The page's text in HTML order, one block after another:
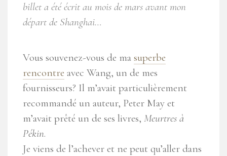
billet a été écrit au mois de mars avant mon
départ de Shanghai…
Vous souvenez-vous de ma superbe
rencontre avec Wang, un de mes
fournisseurs? Il m’avait particulièrement
recommandé un auteur, Peter May et
m’avait prêté un de ses livres, Meurtres à
Pékin.
Je viens de l’achever et ne peut qu’aller dans